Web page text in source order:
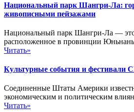
Национальный парк Шангри-Ла:
живописными пейзажами
Национальный парк Шангри-Ла — это
расположенное в провинции
Читать»
Культурные события и фестивали
Соединенные Штаты Америки
экономическим и политическим
Читать»